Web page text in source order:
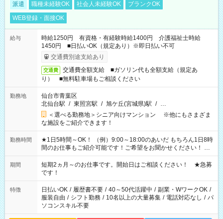
派遣 職種未経験OK 社会人未経験OK
ブランクOK
WEB登録・面接OK
給与
時給1250円 有資格・有経験時給1400円 介護福祉士時給
1450円 ■日払いOK（規定あり）※即日払い不可
交通費別途支給あり
交通費
交通費全額支給 ■ガソリン代も全額支給（規定あ
り） ■無料駐車場もご相談ください
勤務地
仙台市青葉区
北仙台駅 / 東照宮駅 / 旭ケ丘(宮城県)駅 / …
＜選べる勤務地＞シニア向けマンション ※他にもさまざま
な施設をご紹介できます！
勤務時間
★1日5時間～OK！ （例）9:00～18:00のあいだ もちろん1日8時
間のお仕事もご紹介可能です！ご希望をお聞かせください！ ★
家庭の都合でお休みが必要な場合も遠慮なくご相談ください。
※週最低15時間以上の勤務が必要です
期間
短期2ヵ月～のお仕事です。開始日はご相談ください！ ★急募
です！
特徴 日払いOK / 履歴書不要 / 40～50代活躍中 / 副業・WワークOK /
服装自由 / シフト勤務 / 10名以上の大量募集 / 電話対応なし / パ
ソコンスキル不要